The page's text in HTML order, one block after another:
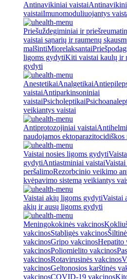
Antinavikiniai vaistai
vaistaiImunomoduliuojantys
Priešuždegiminiai ir
vaistai sąnarių ir raumenų
malšintiMiorelaksantai
ligoms gydytiKiti vaistai kaulų ir
gydyti
AnestetikaiAnalgetikai
vaistaiAntiparkinsoniniai
vaistaiPsicholeptikai
veikiantys vaistai
Antiprotozojiniai vaistai
naudojamos ektoparazitocidiškos
Vaistai nosies ligoms gydyti
gydytiAntiastminiai vaistai
peršalimoRezorbcinio veikimo
kvėpavimo sistemą veikiantys
Vaistai akių ligoms gydytiVaistai
akių ir ausų ligoms gydyti
Meningokokinės vakcinos
vakcinosStabligės vakcinos
vakcinosGripo vakcinosHepatito
vakcinosPoliomielito vakcinos
vakcinosRotavirusinės vakcinos
vakcinosGeltonosios karštinės
vakcinosCOVID-19 vakcinos